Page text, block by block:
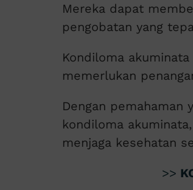
Mereka dapat
pengobatan yang
Kondiloma
memerlukan
Dengan pemahaman
kondiloma
menjaga kesehatan
>>